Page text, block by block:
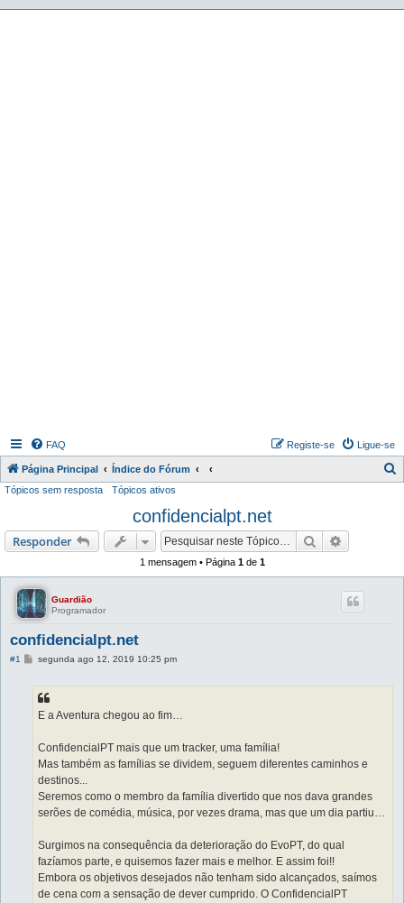
FAQ Ligue-se
Registe-se
Página Principal Índice do Fórum
i
Tópicos sem resposta Tópicos ativos
confidencialpt.net
Responder Pesquisar
1 mensagem • Página 1de 1
Guardião
Programador
confidencialpt.net
#1
M
a
g
segunda ago 12, 2019 10:25 pm
E a Aventura chegou ao fim…
ConfidencialPT mais que um tracker, uma família!
Mas também as famílias se dividem, seguem diferentes caminhos e
destinos...
Seremos como o membro da família divertido que nos dava grandes
serões de comédia, música, por vezes drama, mas que um dia partiu…
Surgimos na consequência da deterioração do EvoPT, do qual
fazíamos parte, e quisemos fazer mais e melhor. E assim foi!!
Embora os objetivos desejados não tenham sido alcançados, saímos
de cena com a sensação de dever cumprido. O ConfidencialPT